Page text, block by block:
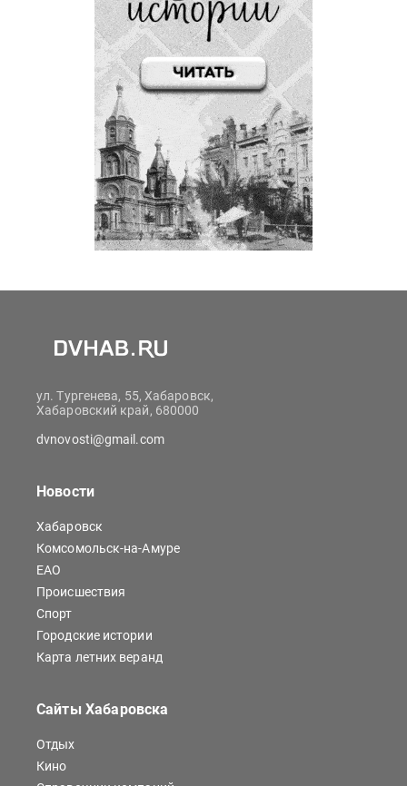
ул. Тургенева, 55, Хабаровск,
Хабаровский край, 680000
dvnovosti@gmail.com
Новости
Хабаровск
Комсомольск-на-Амуре
ЕАО
Происшествия
Спорт
Городские истории
Карта летних веранд
Сайты Хабаровска
Отдых
Кино